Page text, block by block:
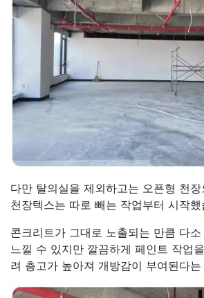
다만 탈의실을 제외하고는 오픈형 천
천장텍스는 따로 빼는 작업부터 시작했
콘크리트가 그대로 노출되는 만큼 다
느낄 수 있지만 깔끔하게 페인트 작업
려 층고가 높아져 개방감이 부여된다